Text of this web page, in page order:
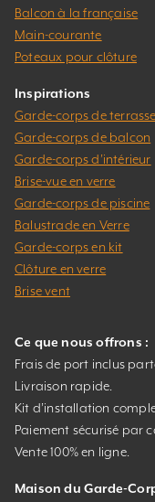
Balcon à la française
Main-courante
Poteaux pour clôture
Inspirations
Garde-corps de terrasse
Garde-corps de balcon
Garde-corps d’intérieur
Brise-vue en verre
Garde-corps de piscine
Balustrade en Verre
Garde-corps en kit
Clôture en verre
Brise vent
Ce que nous offrons :
Frais de port inclus
Livraison rapide.
Kit d’installation
Paiement sécurisé par
Vente 100% en ligne.
Maison du Garde-